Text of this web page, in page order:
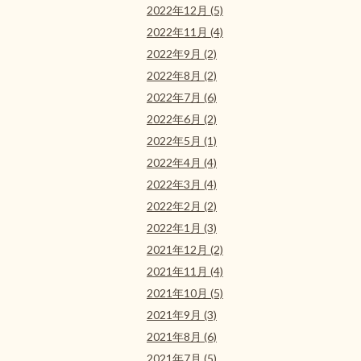
2022年12月 (5)
2022年11月 (4)
2022年9月 (2)
2022年8月 (2)
2022年7月 (6)
2022年6月 (2)
2022年5月 (1)
2022年4月 (4)
2022年3月 (4)
2022年2月 (2)
2022年1月 (3)
2021年12月 (2)
2021年11月 (4)
2021年10月 (5)
2021年9月 (3)
2021年8月 (6)
2021年7月 (5)